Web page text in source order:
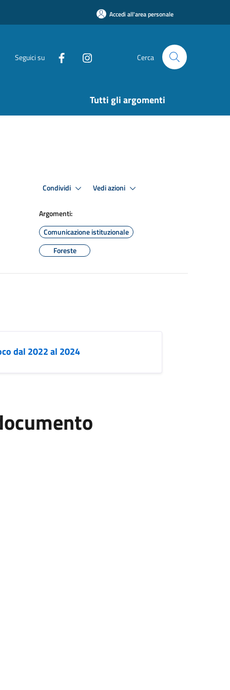
Accedi all'area personale
Seguici su Cerca
Tutti gli argomenti
Condividi Vedi azioni
Argomenti:
Comunicazione istituzionale
Foreste
dal 2022 al 2024